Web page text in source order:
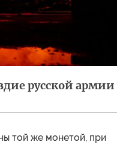
русской армии
той же монетой, при